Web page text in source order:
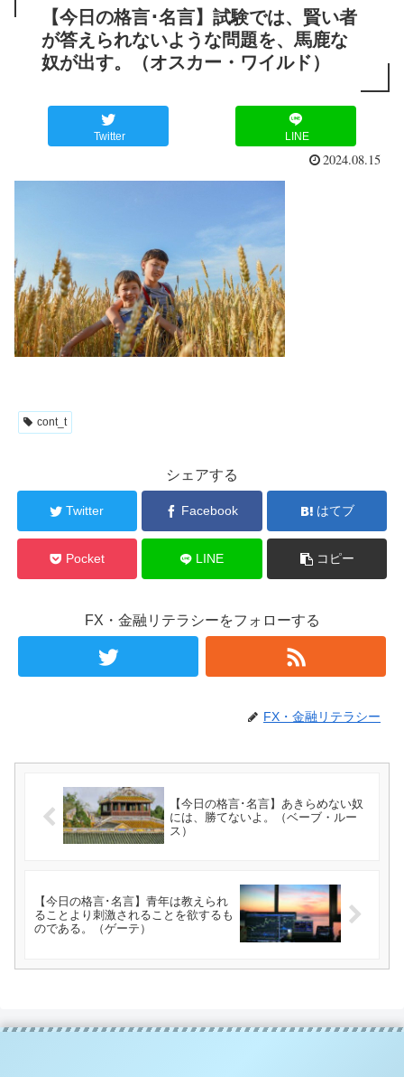
【今日の格言･名言】試験では、賢い者
が答えられないような問題を、馬鹿な
奴が出す。（オスカー・ワイルド）
Twitter LINE
2024.08.15
cont_t
シェアする
Twitter Facebook はてブ
Pocket LINE コピー
FX・金融リテラシーをフォローする
FX・金融リテラシー
【今日の格言･名言】あきらめない奴
には、勝てないよ。（ベーブ・ルー
ス）
【今日の格言･名言】青年は教えられ
ることより刺激されることを欲するも
のである。（ゲーテ）